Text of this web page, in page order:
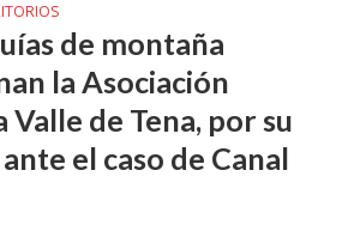
de montaña
la Asociación
Valle de Tena, por su
el caso de Canal